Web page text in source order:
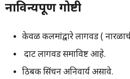
नाविन्यपूर्ण गोष्टी
केवळ कलमांद्वारे लागवड (
दाट लागवड समाविष्ट आहे.
ठिबक सिंचन अनिवार्य असावे.